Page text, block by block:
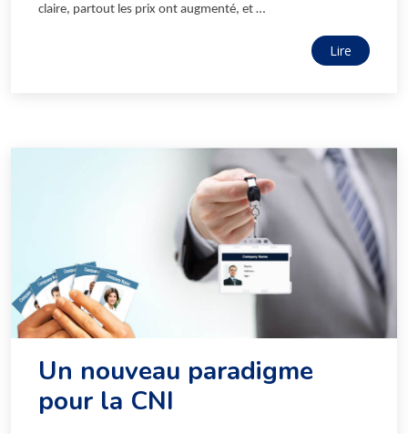
claire, partout les prix ont augmenté, et …
Lire
Un nouveau paradigme
pour la CNI